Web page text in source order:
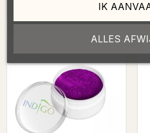
DÉTAILS→
ALLES
IK